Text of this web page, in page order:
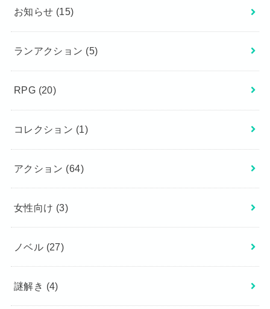
お知らせ (15)
ランアクション (5)
RPG (20)
コレクション (1)
アクション (64)
女性向け (3)
ノベル (27)
謎解き (4)